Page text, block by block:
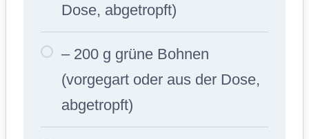
Dose, abgetropft)
– 200 g grüne Bohnen
(vorgegart oder aus der Dose,
abgetropft)